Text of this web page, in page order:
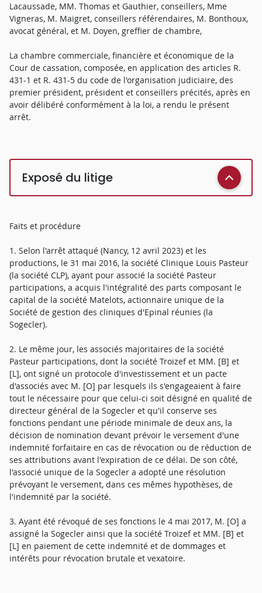
Lacaussade, MM. Thomas et Gauthier, conseillers, Mme
Vigneras, M. Maigret, conseillers référendaires, M. Bonthoux,
avocat général, et M. Doyen, greffier de chambre,
La chambre commerciale, financière et économique de la
Cour de cassation, composée, en application des articles R.
431-1 et R. 431-5 du code de l'organisation judiciaire, des
premier président, président et conseillers précités, après en
avoir délibéré conformément à la loi, a rendu le présent
arrêt.
Exposé du litige
Faits et procédure
1. Selon l'arrêt attaqué (Nancy, 12 avril 2023) et les
productions, le 31 mai 2016, la société Clinique Louis Pasteur
(la société CLP), ayant pour associé la société Pasteur
participations, a acquis l'intégralité des parts composant le
capital de la société Matelots, actionnaire unique de la
Société de gestion des cliniques d'Epinal réunies (la
Sogecler).
2. Le même jour, les associés majoritaires de la société
Pasteur participations, dont la société Troizef et MM. [B] et
[L], ont signé un protocole d'investissement et un pacte
d'associés avec M. [O] par lesquels ils s'engageaient à faire
tout le nécessaire pour que celui-ci soit désigné en qualité de
directeur général de la Sogecler et qu'il conserve ses
fonctions pendant une période minimale de deux ans, la
décision de nomination devant prévoir le versement d'une
indemnité forfaitaire en cas de révocation ou de réduction de
ses attributions avant l'expiration de ce délai. De son côté,
l'associé unique de la Sogecler a adopté une résolution
prévoyant le versement, dans ces mêmes hypothèses, de
l'indemnité par la société.
3. Ayant été révoqué de ses fonctions le 4 mai 2017, M. [O] a
assigné la Sogecler ainsi que la société Troizef et MM. [B] et
[L] en paiement de cette indemnité et de dommages et
intérêts pour révocation brutale et vexatoire.